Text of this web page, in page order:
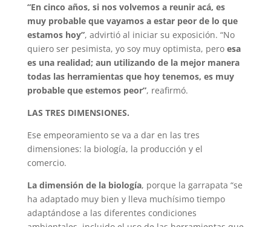
“En cinco años, si nos volvemos a reunir acá, es
muy probable que vayamos a estar peor de lo que
estamos hoy”, advirtió al iniciar su exposición. “No
quiero ser pesimista, yo soy muy optimista, pero esa
es una realidad; aun utilizando de la mejor manera
todas las herramientas que hoy tenemos, es muy
probable que estemos peor”, reafirmó.
LAS TRES DIMENSIONES.
Ese empeoramiento se va a dar en las tres
dimensiones: la biología, la producción y el
comercio.
La dimensión de la biología, porque la garrapata “se
ha adaptado muy bien y lleva muchísimo tiempo
adaptándose a las diferentes condiciones